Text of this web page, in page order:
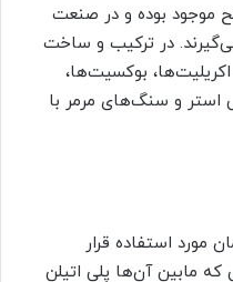
موجود بوده و در صنعت
در ترکیب و ساخت
بوکسیت‌ها،
استر و سنگ‌های مرمر با
مورد استفاده قرار
که مابین آن‌ها پلی اتیلن